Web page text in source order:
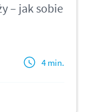
– jak sobie
4 min.